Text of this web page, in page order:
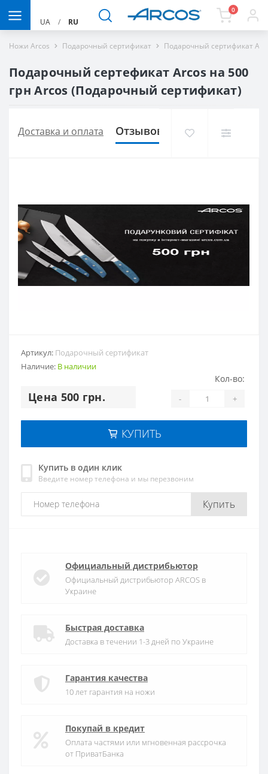
UA / RU
0
Ножи Arcos Подарочный сертификат Подарочный сертификат
Подарочный сертефикат Arcos на 500
грн Arcos (Подарочный сертификат)
Доставка и оплата Отзывов (0)
Артикул: Подарочный сертификат
Наличие: В наличии
Цена 500 грн.
Кол-во:
- +
КУПИТЬ
Купить в один клик
Введите номер телефона и мы перезвоним
Купить
Официальный дистрибьютор
Официальный дистрибьютор ARCOS в
Украине
Быстрая доставка
Доставка в течении 1-3 дней по Украине
Гарантия качества
10 лет гарантия на ножи
Покупай в кредит
Оплата частями или мгновенная рассрочка
от ПриватБанка